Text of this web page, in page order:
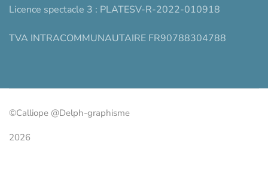
Licence spectacle 3 : PLATESV-R-2022-010918
TVA INTRACOMMUNAUTAIRE FR90788304788
©Calliope @Delph-graphisme
2026